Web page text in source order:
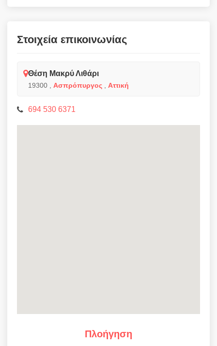
Στοιχεία επικοινωνίας
Θέση Μακρύ Λιθάρι
19300 Ασπρόπυργος Αττική
694 530 6371
Πλοήγηση